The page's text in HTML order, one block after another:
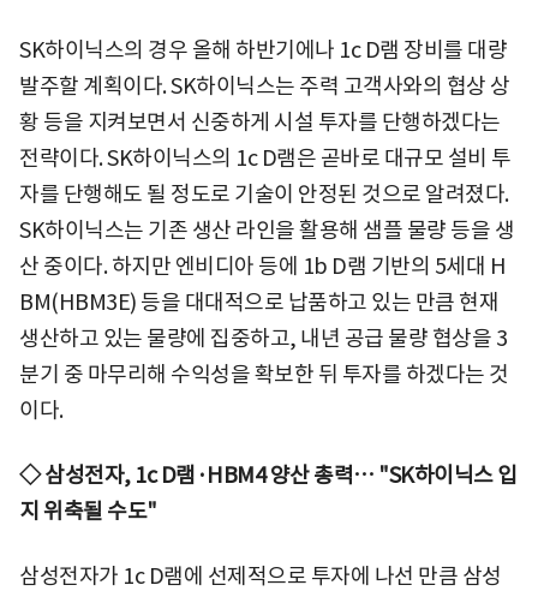
SK하이닉스의 경우 올해 하반기에나 1c D램 장비를 대량
발주할 계획이다. SK하이닉스는 주력 고객사와의 협상 상
황 등을 지켜보면서 신중하게 시설 투자를 단행하겠다는
전략이다. SK하이닉스의 1c D램은 곧바로 대규모 설비 투
자를 단행해도 될 정도로 기술이 안정된 것으로 알려졌다.
SK하이닉스는 기존 생산 라인을 활용해 샘플 물량 등을 생
산 중이다. 하지만 엔비디아 등에 1b D램 기반의 5세대 H
BM(HBM3E) 등을 대대적으로 납품하고 있는 만큼 현재
생산하고 있는 물량에 집중하고, 내년 공급 물량 협상을 3
분기 중 마무리해 수익성을 확보한 뒤 투자를 하겠다는 것
이다.
◇ 삼성전자, 1c D램·HBM4 양산 총력… "SK하이닉스 입
지 위축될 수도"
삼성전자가 1c D램에 선제적으로 투자에 나선 만큼 삼성